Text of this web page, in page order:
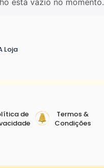
Loja
de
Termos &
Condições